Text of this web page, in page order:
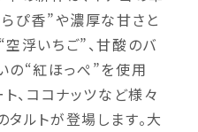
ぴ香”や濃厚な甘さと
浮いちご”、甘酸のバ
の“紅ほっぺ”を使用
ト、ココナッツなど様々
ルトが登場します。大